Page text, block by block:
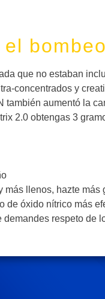
que no estaban
concentrados y
también aumentó la
2.0 obtengas 3
llenos, hazte más
de óxido nítrico más
respeto de